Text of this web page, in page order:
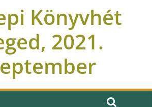
Könyvhét
2021.